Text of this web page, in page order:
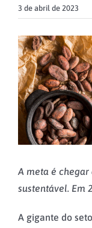
3 de abril de 2023
View
Larger
Image
A meta é chegar
sustentável. Em
A gigante do